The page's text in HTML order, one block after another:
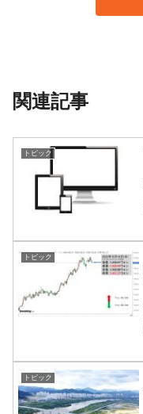
関連記事
トピック
トピック
トピック